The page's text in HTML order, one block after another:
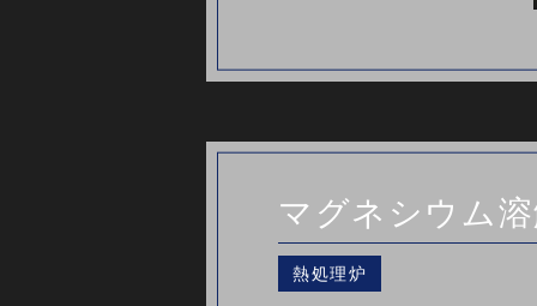
マグネシウム
熱処理炉